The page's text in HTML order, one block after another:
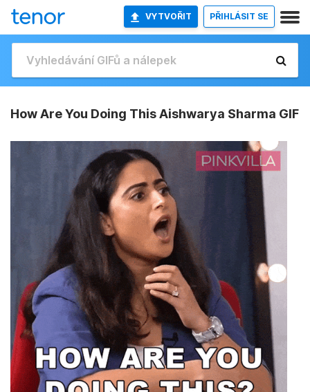
VYTVOŘIT PŘIHLÁSIT SE
How Are You Doing This Aishwarya Sharma GIF